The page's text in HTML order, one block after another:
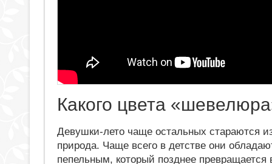
Какого цвета
Девушки-лето чаще остальных стараются
природа. Чаще всего в детстве они
пепельным, который позднее